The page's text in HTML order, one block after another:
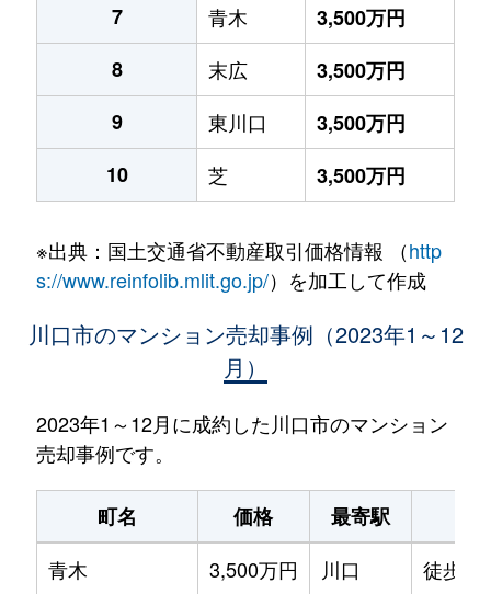
7
青木
3,500万円
8
末広
3,500万円
9
東川口
3,500万円
10
芝 3,500万円
※出典：国土交通省不動産取引価格情報 （http
s://www.reinfolib.mlit.go.jp/）を加工して作成
川口市のマンション売却事例（2023年1～12
月）
2023年1～12月に成約した川口市のマンション
売却事例です。
町名 価格 最寄駅
青木
3,500万円 川口
徒歩45